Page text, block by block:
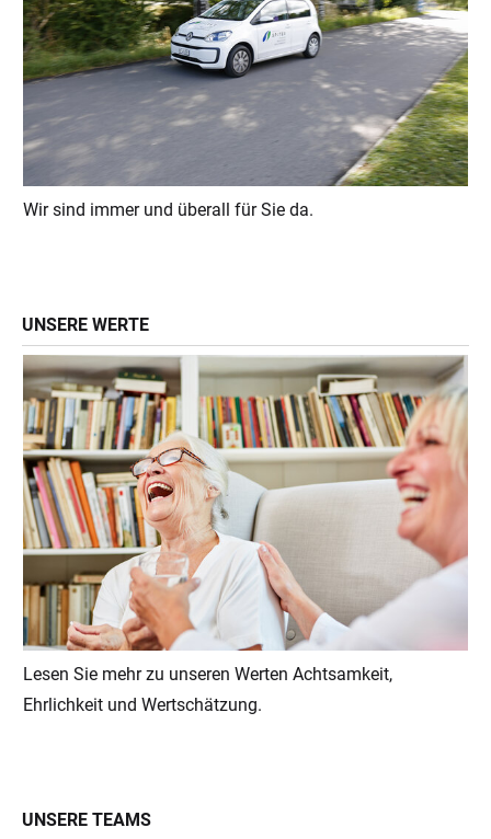
Wir sind immer und überall für Sie da.
UNSERE WERTE
Lesen Sie mehr zu unseren Werten Achtsamkeit,
Ehrlichkeit und Wertschätzung.
UNSERE TEAMS